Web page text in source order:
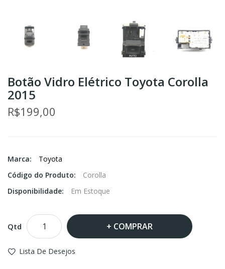
Botão Vidro Elétrico Toyota Corolla
2015
R$199,00
Marca:
Toyota
Código do Produto:
Corolla
Disponibilidade:
Em Estoque
Qtd COMPRAR
Lista De Desejos